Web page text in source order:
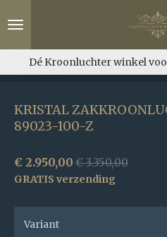
direct
hoofdinhoud
Dé Kroonluchter winkel
KRISTAL
89023-100-Z
€ 2.950,00 € 3.350,00
GRATIS verzending
Variant